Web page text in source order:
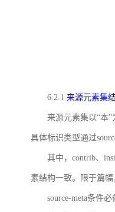
6.2.1 来源元素集
来源元素集以“本
具体标识类型通过
其中，contrib、
素结构一致。限于篇
source-meta条件